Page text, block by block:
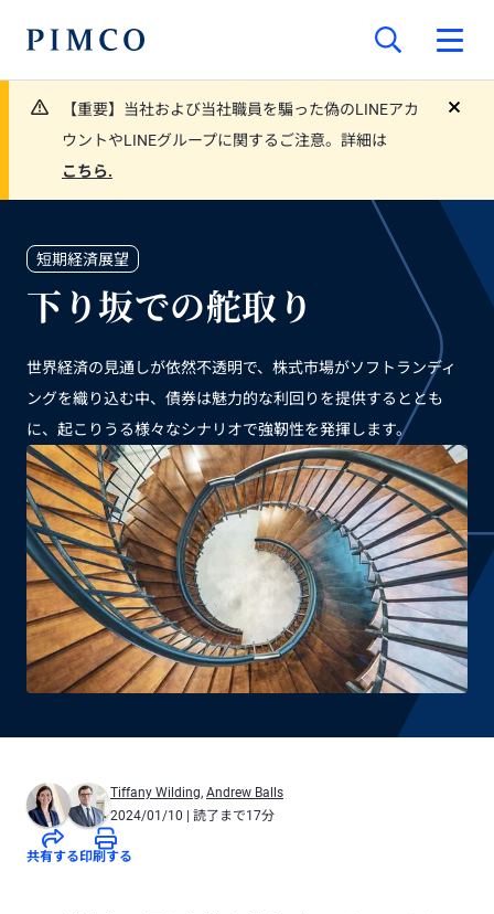
【重要】当社および当社職員を騙った偽のLINEアカ
ウントやLINEグループに関するご注意。詳細は
こちら.
短期経済展望
下り坂での舵取り
世界経済の見通しが依然不透明で、株式市場がソフトランディ
ングを織り込む中、債券は魅力的な利回りを提供するととも
に、起こりうる様々なシナリオで強靭性を発揮します。
Tiffany Wilding, Andrew Balls
2024/01/10 | 読了まで17分
共有する印刷する